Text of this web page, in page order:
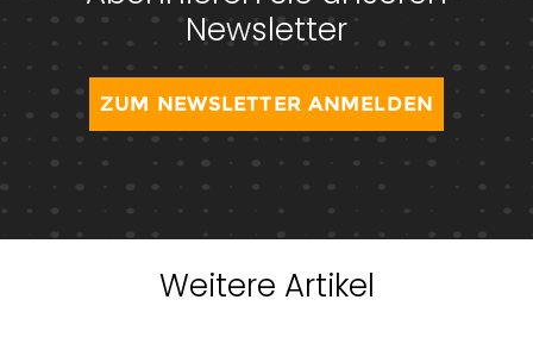
Newsletter
ZUM NEWSLETTER ANMELDEN
Weitere Artikel